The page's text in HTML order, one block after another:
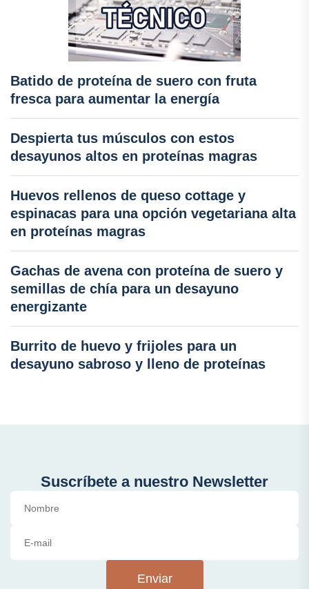
Batido de proteína de suero con fruta
fresca para aumentar la energía
Despierta tus músculos con estos
desayunos altos en proteínas magras
Huevos rellenos de queso cottage y
espinacas para una opción vegetariana alta
en proteínas magras
Gachas de avena con proteína de suero y
semillas de chía para un desayuno
energizante
Burrito de huevo y frijoles para un
desayuno sabroso y lleno de proteínas
Suscríbete a nuestro Newsletter
Enviar